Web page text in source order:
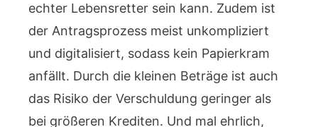
echter Lebensretter sein kann. Zudem ist
der Antragsprozess meist unkompliziert
und digitalisiert, sodass kein Papierkram
anfällt. Durch die kleinen Beträge ist auch
das Risiko der Verschuldung geringer als
bei größeren Krediten. Und mal ehrlich,